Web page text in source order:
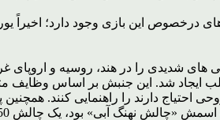
درخصوص این بازی وجود دارد؛ اخیراً
های شدیدی را در هند، روسیه و
ایجاد شد. این جنبش بر اساس وظایف
احتیاج دارند را راهنمایی کنند.
سلامت ذهنی و تندرستی ارائه داد. یک نویسنده نیز گفته می خواهد فیلمنامه ای با نام «نیروی اراده» درباره ی این بازی بنویسد.